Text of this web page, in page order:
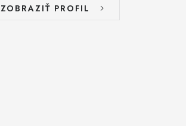
ZOBRAZIŤ PROFIL